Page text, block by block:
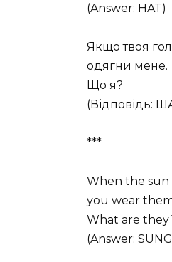
(Answer: HAT)
Якщо твоя
одягни мене.
Що я?
(Відповідь:
***
When the sun
you wear
What are
(Answer: